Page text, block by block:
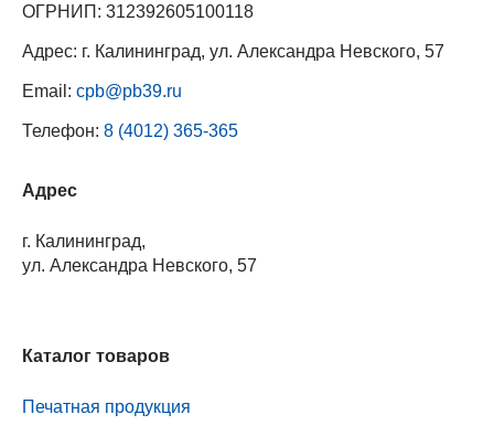
ОГРНИП: 312392605100118
Адрес: г. Калининград, ул. Александра Невского, 57
Email: cpb@pb39.ru
Телефон: 8 (4012) 365-365
Адрес
г. Калининград,
ул. Александра Невского, 57
Каталог товаров
Печатная продукция